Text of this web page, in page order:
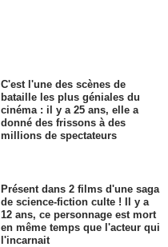
C'est l'une des scènes de
bataille les plus géniales du
cinéma : il y a 25 ans, elle a
donné des frissons à des
millions de spectateurs
Présent dans 2 films d'une saga
de science-fiction culte ! Il y a
12 ans, ce personnage est mort
en même temps que l'acteur qui
l'incarnait